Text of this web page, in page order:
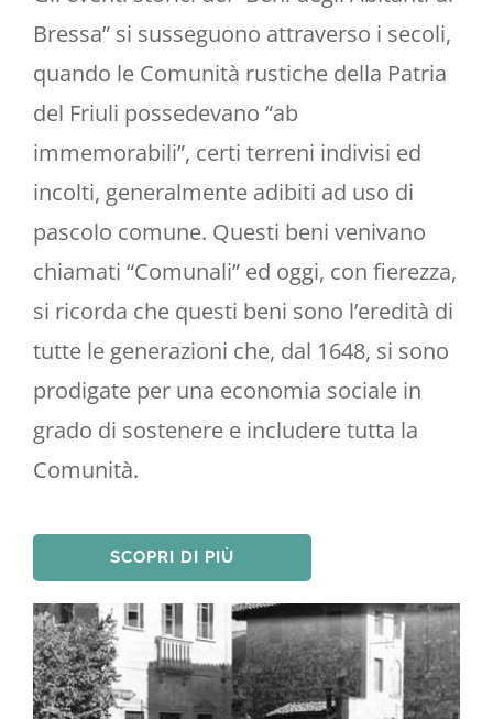
Bressa” si susseguono attraverso i secoli,
quando le Comunità rustiche della Patria
del Friuli possedevano “ab
immemorabili”, certi terreni indivisi ed
incolti, generalmente adibiti ad uso di
pascolo comune. Questi beni venivano
chiamati “Comunali” ed oggi, con fierezza,
si ricorda che questi beni sono l’eredità di
tutte le generazioni che, dal 1648, si sono
prodigate per una economia sociale in
grado di sostenere e includere tutta la
Comunità.
SCOPRI DI PIÙ